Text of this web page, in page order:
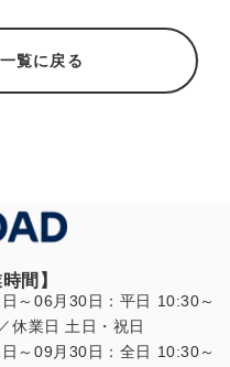
覧に戻る
間】
～06月30日：平日 10:30～
休業日 土日・祝日
～09月30日：全日 10:30～